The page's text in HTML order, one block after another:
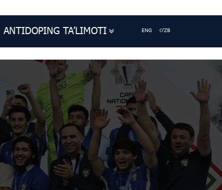
ANTIDOPING TA’LIMOTI ENG O'ZB